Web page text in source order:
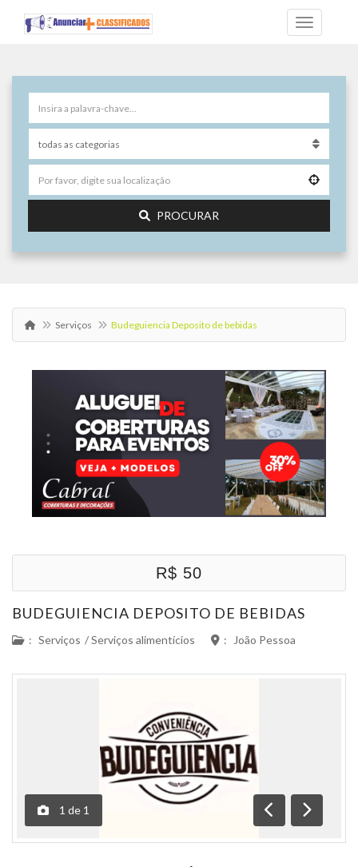
PROCURAR
Serviços Budeguiencia Deposito de bebidas
R$ 50
BUDEGUIENCIA DEPOSITO DE BEBIDAS
: Serviços /Serviços alimentícios : João Pessoa
1 de 1
AnteriorPróximo